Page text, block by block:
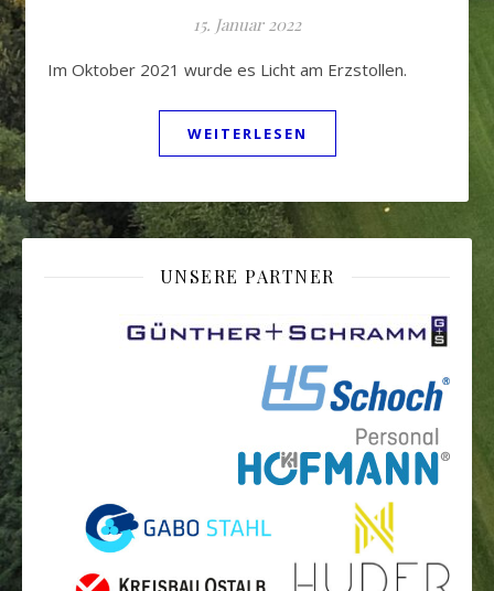
15. Januar 2022
Im Oktober 2021 wurde es Licht am Erzstollen.
WEITERLESEN
UNSERE PARTNER